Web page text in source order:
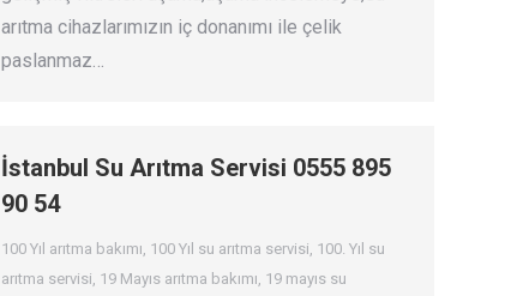
arıtma cihazlarımızın iç donanımı ile çelik
paslanmaz…
İstanbul Su Arıtma Servisi 0555 895
90 54
100 Yıl arıtma bakımı, 100 Yıl su arıtma servisi, 100. Yıl su
arıtma servisi, 19 Mayıs arıtma bakımı, 19 mayıs su